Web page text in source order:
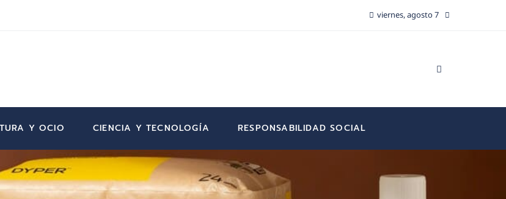
viernes, agosto 7
Y OCIO CIENCIA Y TECNOLOGÍA RESPONSABILIDAD SOCIAL